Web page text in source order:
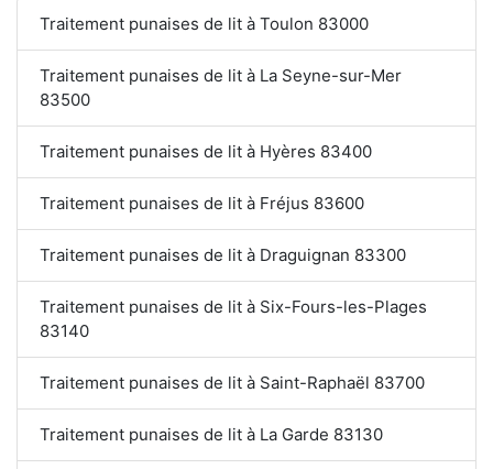
Traitement punaises de lit à Toulon 83000
Traitement punaises de lit à La Seyne-sur-Mer
83500
Traitement punaises de lit à Hyères 83400
Traitement punaises de lit à Fréjus 83600
Traitement punaises de lit à Draguignan 83300
Traitement punaises de lit à Six-Fours-les-Plages
83140
Traitement punaises de lit à Saint-Raphaël 83700
Traitement punaises de lit à La Garde 83130